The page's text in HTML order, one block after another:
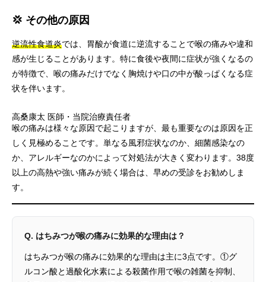
💢 その他の原因
逆流性食道炎では、胃酸が食道に逆流することで喉の痛みや違和
感が生じることがあります。特に食後や夜間に症状が強くなるの
が特徴で、喉の痛みだけでなく胸焼けや口の中が酸っぱくなる症
状を伴います。
高桑康太 医師・当院治療責任者
喉の痛みは様々な原因で起こりますが、最も重要なのは原因を正
しく見極めることです。単なる風邪症状なのか、細菌感染なの
か、アレルギーなのかによって対処法が大きく変わります。38度
以上の高熱や強い痛みが続く場合は、早めの受診をお勧めしま
す。
Q. はちみつが喉の痛みに効果的な理由は？
はちみつが喉の痛みに効果的な理由は主に3点です。①グ
ルコン酸と過酸化水素による殺菌作用で喉の雑菌を抑制、